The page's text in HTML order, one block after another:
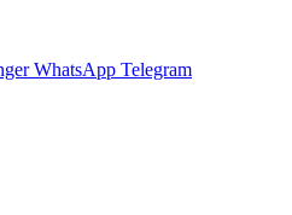
WhatsApp Telegram